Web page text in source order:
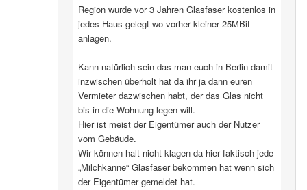
Region wurde vor 3 Jahren Glasfaser kostenlos in
jedes Haus gelegt wo vorher kleiner 25MBit
anlagen.
Kann natürlich sein das man euch in Berlin damit
inzwischen überholt hat da ihr ja dann euren
Vermieter dazwischen habt, der das Glas nicht
bis in die Wohnung legen will.
Hier ist meist der Eigentümer auch der Nutzer
vom Gebäude.
Wir können halt nicht klagen da hier faktisch jede
„Milchkanne“ Glasfaser bekommen hat wenn sich
der Eigentümer gemeldet hat.